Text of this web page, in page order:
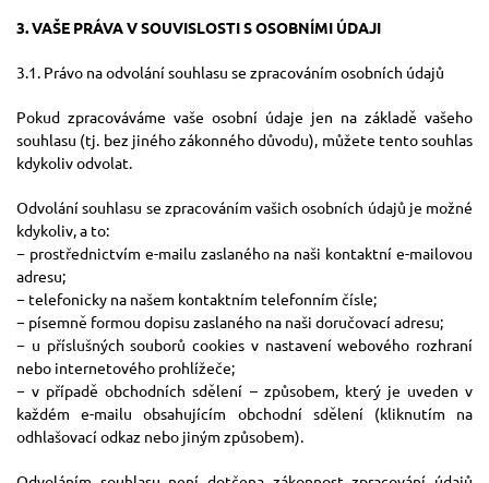
3. VAŠE PRÁVA V SOUVISLOSTI S OSOBNÍMI ÚDAJI
3.1. Právo na odvolání souhlasu se zpracováním osobních údajů
Pokud zpracováváme vaše osobní údaje jen na základě vašeho
souhlasu (tj. bez jiného zákonného důvodu), můžete tento souhlas
kdykoliv odvolat.
Odvolání souhlasu se zpracováním vašich osobních údajů je možné
kdykoliv, a to:
− prostřednictvím e-mailu zaslaného na naši kontaktní e-mailovou
adresu;
− telefonicky na našem kontaktním telefonním čísle;
− písemně formou dopisu zaslaného na naši doručovací adresu;
− u příslušných souborů cookies v nastavení webového rozhraní
nebo internetového prohlížeče;
− v případě obchodních sdělení – způsobem, který je uveden v
každém e-mailu obsahujícím obchodní sdělení (kliknutím na
odhlašovací odkaz nebo jiným způsobem).